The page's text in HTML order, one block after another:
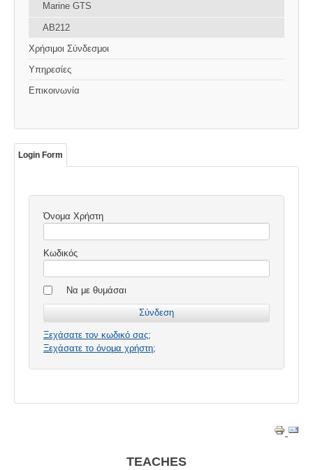
Marine GTS
AB212
Χρήσιμοι Σύνδεσμοι
Υπηρεσίες
Επικοινωνία
Login Form
Όνομα Χρήστη
Κωδικός
Να με θυμάσαι
Ξεχάσατε τον κωδικό σας;
Ξεχάσατε το όνομα χρήστη;
TEACHES